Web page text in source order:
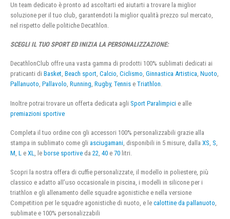
Un team dedicato è pronto ad ascoltarti ed aiutarti a trovare la miglior
soluzione per il tuo club, garantendoti la miglior qualità prezzo sul mercato,
nel rispetto delle politiche Decathlon.
SCEGLI IL TUO SPORT ED INIZIA LA PERSONALIZZAZIONE:
DecathlonClub offre una vasta gamma di prodotti 100% sublimati dedicati ai
praticanti di Basket, Beach sport, Calcio, Ciclismo, Ginnastica Artistica, Nuoto,
Pallanuoto, Pallavolo, Running, Rugby, Tennis e Triathlon.
Inoltre potrai trovare un offerta dedicata agli Sport Paralimpici e alle
premiazioni sportive
Completa il tuo ordine con gli accessori 100% personalizzabili grazie alla
stampa in sublimato come gli asciugamani , disponibili in 5 misure, dalla XS S
M L e XL , le borse sportive da 22 40 e 70 litri.
Scopri la nostra offera di cuffie personalizzate, il modello in poliestere, più
classico e adatto all’uso occasionale in piscina, i modelli in silicone per i
triathlon e gli allenamento delle squadre agonistiche e nella versione
Competition per le squadre agonistiche di nuoto, e le calottine da pallanuoto,
sublimate e 100% personalizzabili